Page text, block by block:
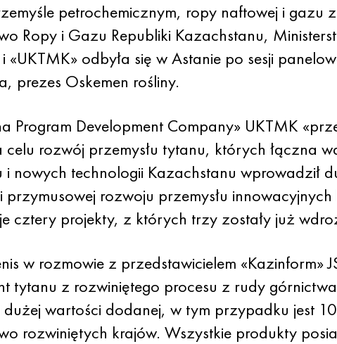
petrochemicznym, ropy naftowej i gazu
Ropy i Gazu Republiki Kazachstanu,
«UKTMK» odbyła się w Astanie po sesji
prezes Oskemen rośliny.
Program Development Company» UKTMK
rozwój przemysłu tytanu, których łączna
i nowych technologii Kazachstanu wprowadził
przymusowej rozwoju przemysłu
cztery projekty, z których trzy zostały już
w rozmowie z przedstawicielem «Kazinform»
tytanu z rozwiniętego procesu z rudy
wartości dodanej, w tym przypadku jest
rozwiniętych krajów. Wszystkie produkty